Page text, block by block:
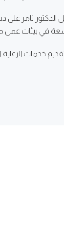
الدكتور تامر
في بيئات عمل
خدمات